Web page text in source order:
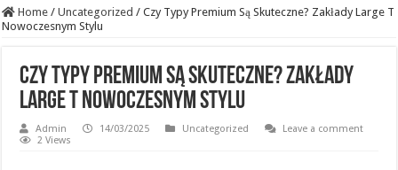
Home / Uncategorized / Czy Typy Premium Są Skuteczne? Zakłady Large T
Nowoczesnym Stylu
Czy Typy Premium Są Skuteczne? Zakłady
Large T Nowoczesnym Stylu
Admin 14/03/2025 Uncategorized
Leave a comment
2 Views